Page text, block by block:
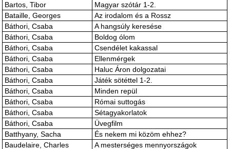
Bartos, Tibor
Magyar szótár 1-2.
Bataille, Georges
Az irodalom és a Rossz
Báthori, Csaba
A hangsúly keresése
Báthori, Csaba
Boldog ólom
Báthori, Csaba
Csendélet kakassal
Báthori, Csaba
Ellenmérgek
Báthori, Csaba
Haluc Áron dolgozatai
Báthori, Csaba
Játék sötéttel 1-2.
Báthori, Csaba
Minden repül
Báthori, Csaba
Római suttogás
Báthori, Csaba
Sétagyakorlatok
Báthori, Csaba
Üvegfilm
Batthyany, Sacha
És nekem mi közöm ehhez?
Baudelaire, Charles
A mesterséges mennyországok